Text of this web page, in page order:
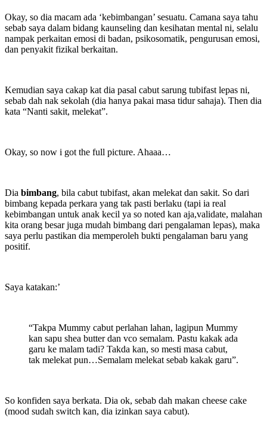
Okay, so dia macam ada ‘kebimbangan’ sesuatu. Camana saya tahu
sebab saya dalam bidang kaunseling dan kesihatan mental ni, selalu
nampak perkaitan emosi di badan, psikosomatik, pengurusan emosi,
dan penyakit fizikal berkaitan.
Kemudian saya cakap kat dia pasal cabut sarung tubifast lepas ni,
sebab dah nak sekolah (dia hanya pakai masa tidur sahaja). Then dia
kata “Nanti sakit, melekat”.
Okay, so now i got the full picture. Ahaaa…
Dia bimbang, bila cabut tubifast, akan melekat dan sakit. So dari
bimbang kepada perkara yang tak pasti berlaku (tapi ia real
kebimbangan untuk anak kecil ya so noted kan aja,validate, malahan
kita orang besar juga mudah bimbang dari pengalaman lepas), maka
saya perlu pastikan dia memperoleh bukti pengalaman baru yang
positif.
Saya katakan:’
“Takpa Mummy cabut perlahan lahan, lagipun Mummy
kan sapu shea butter dan vco semalam. Pastu kakak ada
garu ke malam tadi? Takda kan, so mesti masa cabut,
tak melekat pun…Semalam melekat sebab kakak garu”.
So konfiden saya berkata. Dia ok, sebab dah makan cheese cake
(mood sudah switch kan, dia izinkan saya cabut).